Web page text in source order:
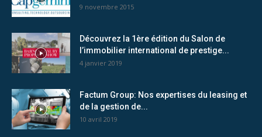
9 novembre 2015
Découvrez la 1ère édition du Salon de
l’immobilier international de prestige...
4 janvier 2019
Factum Group: Nos expertises du leasing et
de la gestion de...
10 avril 2019